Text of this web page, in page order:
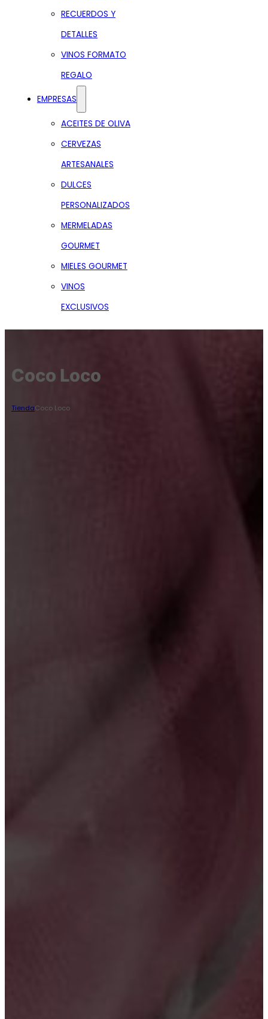
RECUERDOS Y
DETALLES
VINOS FORMATO
REGALO
EMPRESAS
ACEITES DE OLIVA
CERVEZAS
ARTESANALES
DULCES
PERSONALIZADOS
MERMELADAS
GOURMET
MIELES GOURMET
VINOS
EXCLUSIVOS
Coco Loco
TiendaCoco Loco